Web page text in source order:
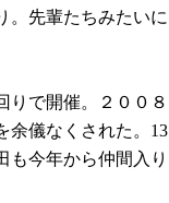
。先輩たちみたいに
りで開催。２００８
余儀なくされた。13
も今年から仲間入り